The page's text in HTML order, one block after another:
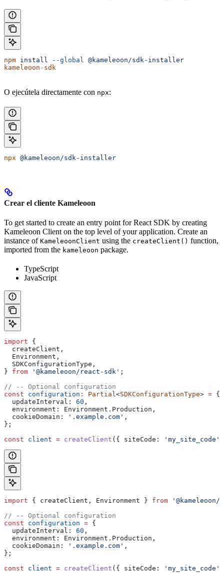
npm install --global
@kameleoon/sdk-installer
kameleoon-sdk
O ejecútela directamente con npx:
npx @kameleoon/sdk-installer
Crear el cliente Kameleoon
To get started to create an entry point for React SDK by creating
Kameleoon Client on the top level of your application. Create an
instance of KameleoonClient using the createClient() function,
imported from the kameleoon package.
TypeScript
JavaScript
import {
  createClient
,
  Environment
,
  SDKConfigurationType
,
} from '@kameleoon/react-sdk' ;
// -- Optional configuration
const configuration : Partial<SDKConfigurationType> = {
  updateInterval:
60 ,
  environment:
Environment . Production ,
  cookieDomain:
'.example.com' ,
};
const client = createClient ({ siteCode: 'my_site_code'
import { createClient , Environment } from
// -- Optional configuration
const configuration = {
  updateInterval:
60 ,
  environment:
Environment . Production ,
  cookieDomain:
'.example.com' ,
};
const client = createClient ({ siteCode: 'my_site_code'